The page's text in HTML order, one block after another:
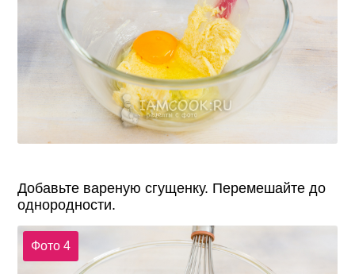
Добавьте вареную сгущенку. Перемешайте до
однородности.
Фото 4